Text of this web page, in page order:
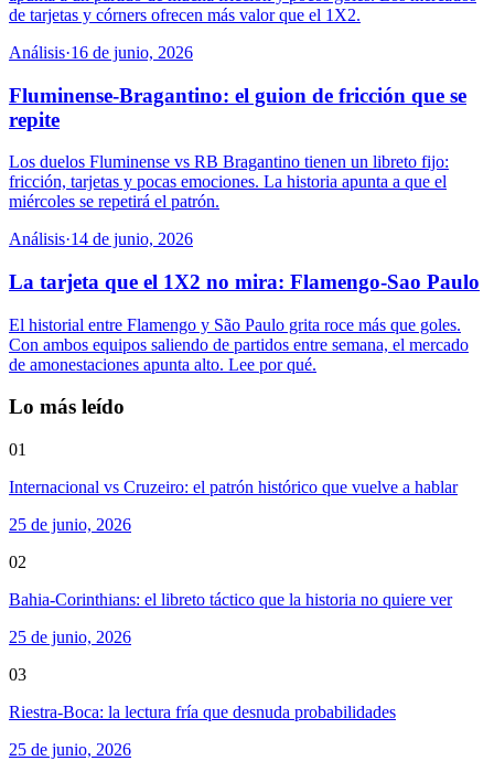
de tarjetas y córners ofrecen más valor que el 1X2.
Análisis·16 de junio, 2026
Fluminense-Bragantino: el guion de fricción que se
repite
Los duelos Fluminense vs RB Bragantino tienen un libreto fijo:
fricción, tarjetas y pocas emociones. La historia apunta a que el
miércoles se repetirá el patrón.
Análisis·14 de junio, 2026
La tarjeta que el 1X2 no mira: Flamengo-Sao Paulo
El historial entre Flamengo y São Paulo grita roce más que goles.
Con ambos equipos saliendo de partidos entre semana, el mercado
de amonestaciones apunta alto. Lee por qué.
Lo más leído
01
Internacional vs Cruzeiro: el patrón histórico que vuelve a hablar
25 de junio, 2026
02
Bahia-Corinthians: el libreto táctico que la historia no quiere ver
25 de junio, 2026
03
Riestra-Boca: la lectura fría que desnuda probabilidades
25 de junio, 2026